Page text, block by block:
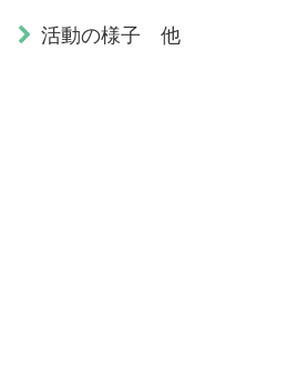
活動の様子 他